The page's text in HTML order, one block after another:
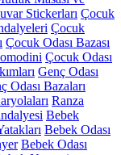
Stickerları Çocuk
Çocuk
Çocuk Odası Bazası
Çocuk Odası
Genç Odası
Odası Bazaları
Ranza
Bebek
Bebek Odası
Bebek Odası